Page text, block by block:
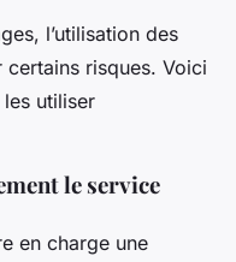
l’utilisation des
risques. Voici
utiliser
le service
en charge une